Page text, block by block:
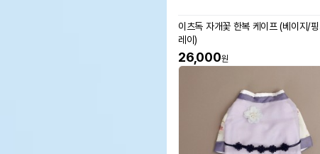
이츠독 자개꽃 한복 케이프 (베이지/
레이)
26,000원